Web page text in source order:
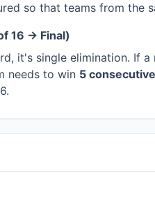
so that teams from the
16 → Final)
it's single elimination. If
needs to win 5